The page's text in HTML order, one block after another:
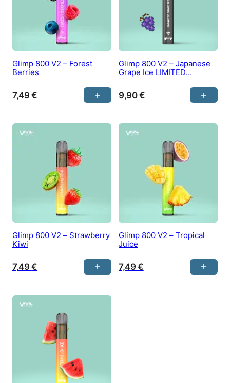
Glimp 800 V2 – Forest
Berries
7,49€
Glimp 800 V2 – Japanese
Grape Ice LIMITED
9,90€
Glimp 800 V2 – Strawberry
Kiwi
7,49€
Glimp 800 V2 – Tropical
Juice
7,49€